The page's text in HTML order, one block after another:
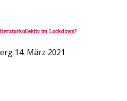
im Lockdown?
14. März 2021